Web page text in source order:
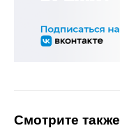
Смотрите также